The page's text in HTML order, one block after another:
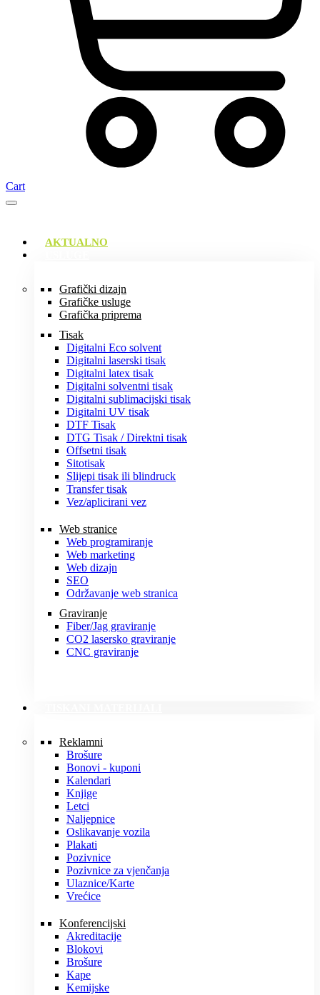
Cart
AKTUALNO
Grafički dizajn
Grafičke usluge
Grafička priprema
Tisak
Digitalni Eco solvent
Digitalni laserski tisak
Digitalni latex tisak
Digitalni solventni tisak
Digitalni sublimacijski tisak
Digitalni UV tisak
DTF Tisak
DTG Tisak / Direktni tisak
Offsetni tisak
Sitotisak
Slijepi tisak ili blindruck
Transfer tisak
Vez/aplicirani vez
Web stranice
Web programiranje
Web marketing
Web dizajn
SEO
Održavanje web stranica
Graviranje
Fiber/Jag graviranje
CO2 lasersko graviranje
CNC graviranje
Reklamni
Brošure
Bonovi - kuponi
Kalendari
Knjige
Letci
Naljepnice
Oslikavanje vozila
Plakati
Pozivnice
Pozivnice za vjenčanja
Ulaznice/Karte
Vrećice
Konferencijski
Akreditacije
Blokovi
Brošure
Kape
Kemijske